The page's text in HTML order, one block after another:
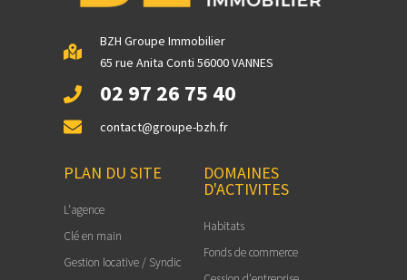
BZH Groupe Immobilier
65 rue Anita Conti 56000 VANNES
02 97 26 75 40
contact@groupe-bzh.fr
PLAN DU SITE
L'agence
Clé en main
Gestion locative / Syndic
DOMAINES
D'ACTIVITES
Habitats
Fonds de commerce